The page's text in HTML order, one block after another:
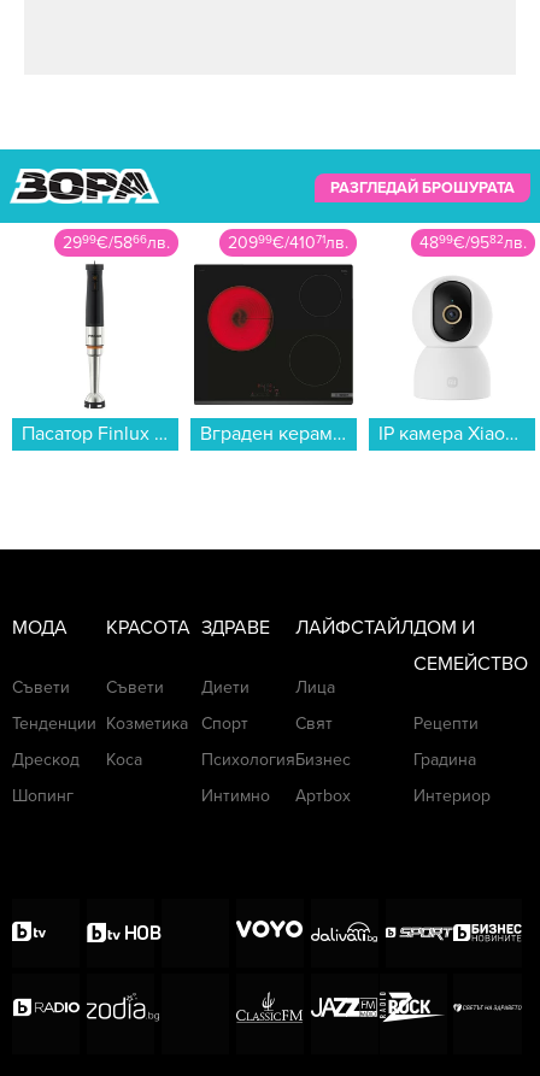
РАЗГЛЕДАЙ БРОШУРАТА
2999€/5866лв.
Пасатор Finlux FHB-2707LP , 1200 W...
20999€/41071лв.
Вграден керамичен плот Bosch PKM631BB2E . , Електрически...
4899€/9582лв.
IP камера Xiaomi Smart Camera C500 BHR089AEU...
МОДА
Съвети
Тенденции
Дрескод
Шопинг
КРАСОТА
Съвети
Козметика
Коса
ЗДРАВЕ
Диети
Спорт
Психология
Интимно
ЛАЙФСТАЙЛ
Лица
Свят
Бизнес
Артbox
ДОМ И
СЕМЕЙСТВО
Рецепти
Градина
Интериор